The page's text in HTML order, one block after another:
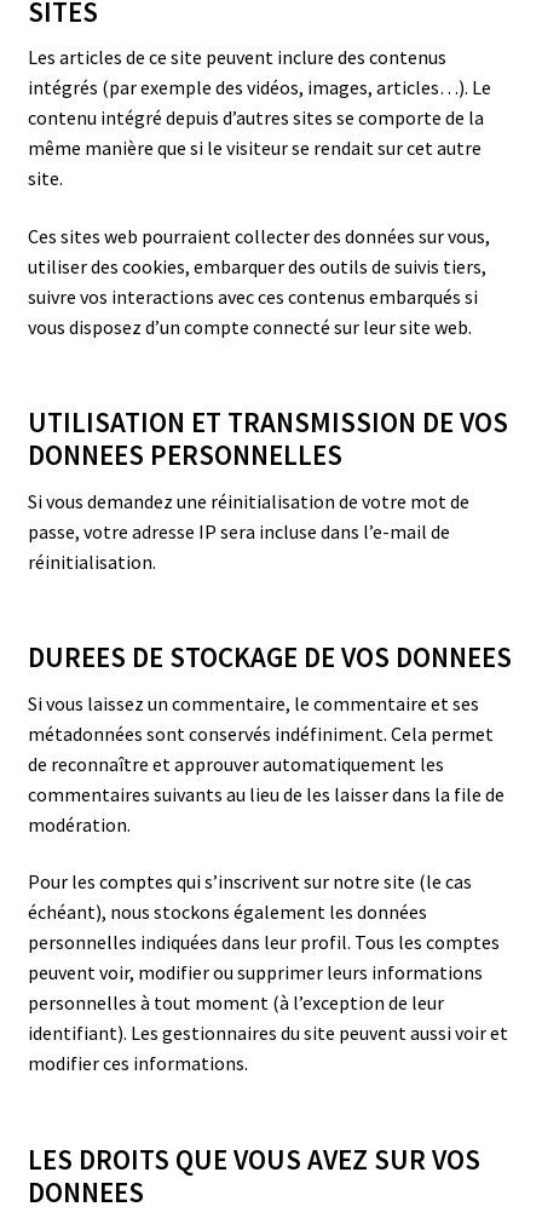
SITES
Les articles de ce site peuvent inclure des contenus
intégrés (par exemple des vidéos, images, articles…). Le
contenu intégré depuis d’autres sites se comporte de la
même manière que si le visiteur se rendait sur cet autre
site.
Ces sites web pourraient collecter des données sur vous,
utiliser des cookies, embarquer des outils de suivis tiers,
suivre vos interactions avec ces contenus embarqués si
vous disposez d’un compte connecté sur leur site web.
UTILISATION ET TRANSMISSION DE VOS
DONNEES PERSONNELLES
Si vous demandez une réinitialisation de votre mot de
passe, votre adresse IP sera incluse dans l’e-mail de
réinitialisation.
DUREES DE STOCKAGE DE VOS DONNEES
Si vous laissez un commentaire, le commentaire et ses
métadonnées sont conservés indéfiniment. Cela permet
de reconnaître et approuver automatiquement les
commentaires suivants au lieu de les laisser dans la file de
modération.
Pour les comptes qui s’inscrivent sur notre site (le cas
échéant), nous stockons également les données
personnelles indiquées dans leur profil. Tous les comptes
peuvent voir, modifier ou supprimer leurs informations
personnelles à tout moment (à l’exception de leur
identifiant). Les gestionnaires du site peuvent aussi voir et
modifier ces informations.
LES DROITS QUE VOUS AVEZ SUR VOS
DONNEES